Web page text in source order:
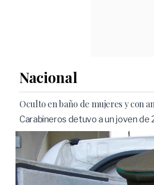
Nacional
Oculto en baño de mujeres y con
Carabineros detuvo a un joven de